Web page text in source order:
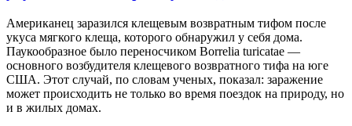
Американец заразился клещевым возвратным тифом после
укуса мягкого клеща, которого обнаружил у себя дома.
Паукообразное было переносчиком Borrelia turicatae —
основного возбудителя клещевого возвратного тифа на юге
США. Этот случай, по словам ученых, показал: заражение
может происходить не только во время поездок на природу, но
и в жилых домах.